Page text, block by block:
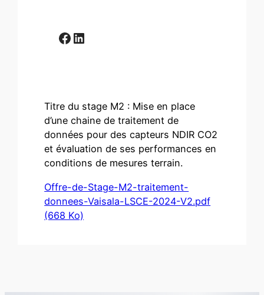
Facebook LinkedIn
Titre du stage M2 : Mise en place
d’une chaine de traitement de
données pour des capteurs NDIR CO2
et évaluation de ses performances en
conditions de mesures terrain.
Offre-de-Stage-M2-traitement-
donnees-Vaisala-LSCE-2024-V2.pdf
(668 Ko)